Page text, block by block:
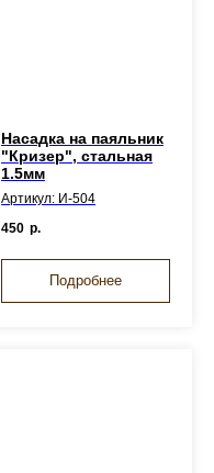
Насадка на паяльник
"Кризер", стальная
1.5мм
Артикул: И-504
450 р.
Подробнее